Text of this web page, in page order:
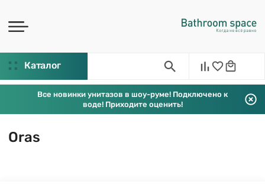
Каталог
Все новинки унитазов в шоу-руме! Подключено к
воде! Приходите оценить!
Oras